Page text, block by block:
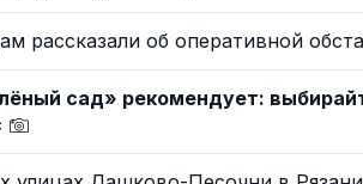
рассказали об оперативной
сад» рекомендует: